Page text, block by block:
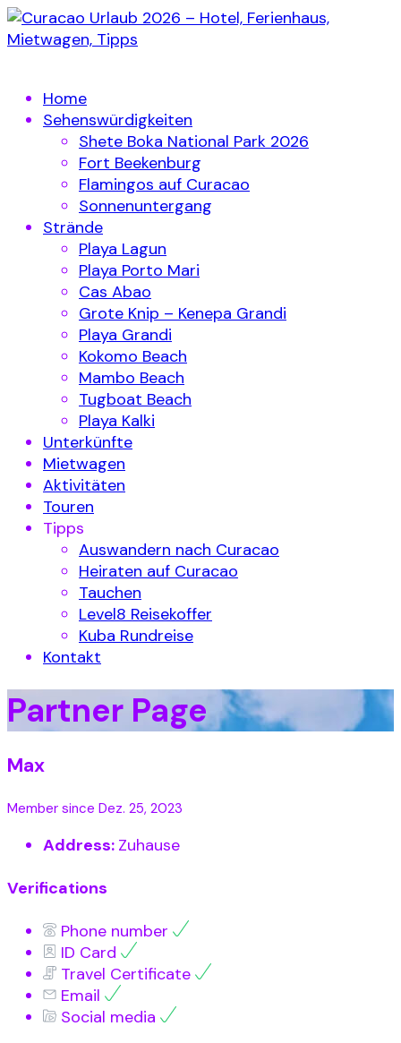
Home
Sehenswürdigkeiten
Shete Boka National Park 2026
Fort Beekenburg
Flamingos auf Curacao
Sonnenuntergang
Strände
Playa Lagun
Playa Porto Mari
Cas Abao
Grote Knip – Kenepa Grandi
Playa Grandi
Kokomo Beach
Mambo Beach
Tugboat Beach
Playa Kalki
Unterkünfte
Mietwagen
Aktivitäten
Touren
Tipps
Auswandern nach Curacao
Heiraten auf Curacao
Tauchen
Level8 Reisekoffer
Kuba Rundreise
Kontakt
Partner Page
Max
Member since Dez. 25, 2023
Address: Zuhause
Verifications
Phone number
ID Card
Travel Certificate
Email
Social media